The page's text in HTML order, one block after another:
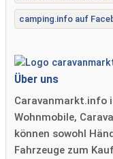
camping.info auf
Über uns
Caravanmarkt.info
Wohnmobile,
können sowohl
Fahrzeuge zum